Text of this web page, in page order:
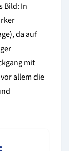
Bild: In
da auf
mit
allem die